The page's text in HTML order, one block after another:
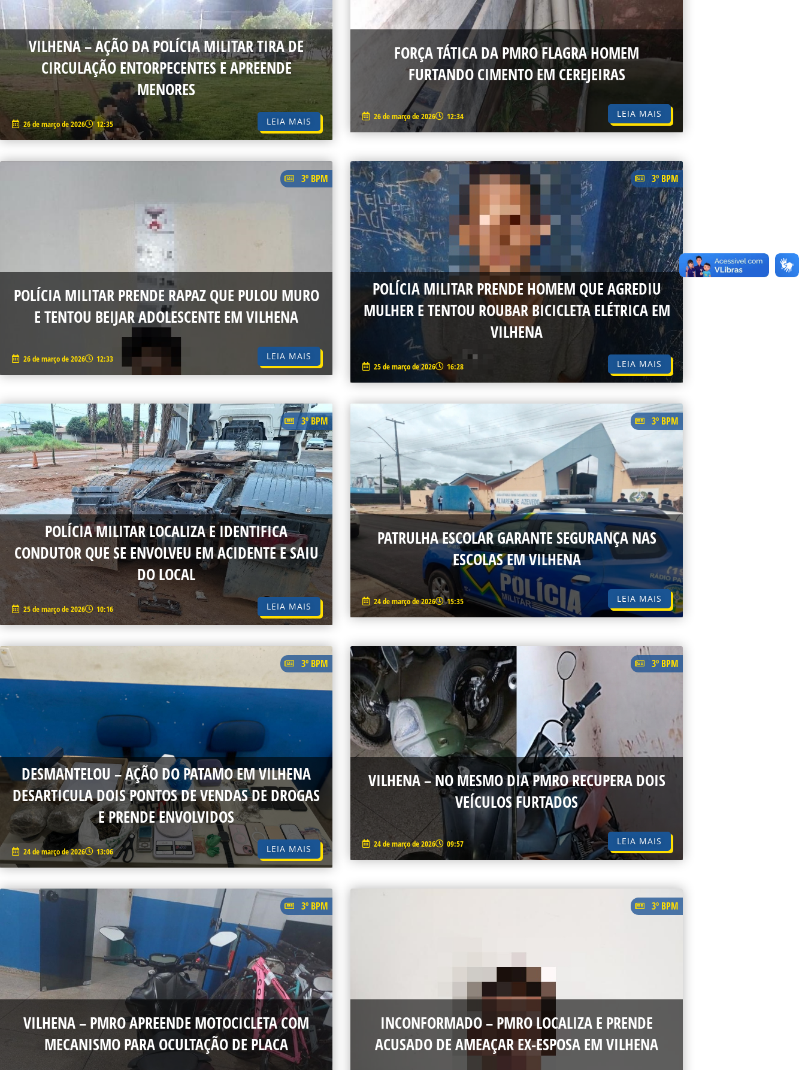
VILHENA – AÇÃO DA POLÍCIA MILITAR TIRA DE
CIRCULAÇÃO ENTORPECENTES E APREENDE
MENORES
26 de março de 2026 12:35 LEIA MAIS
FORÇA TÁTICA DA PMRO FLAGRA HOMEM
FURTANDO CIMENTO EM CEREJEIRAS
26 de março de 2026 12:34 LEIA MAIS
3º BPM
POLÍCIA MILITAR PRENDE RAPAZ QUE PULOU MURO
E TENTOU BEIJAR ADOLESCENTE EM VILHENA
26 de março de 2026 12:33 LEIA MAIS
3º BPM
POLÍCIA MILITAR PRENDE HOMEM QUE AGREDIU
MULHER E TENTOU ROUBAR BICICLETA ELÉTRICA EM
VILHENA
25 de março de 2026 16:28 LEIA MAIS
3º BPM
POLÍCIA MILITAR LOCALIZA E IDENTIFICA
CONDUTOR QUE SE ENVOLVEU EM ACIDENTE E SAIU
DO LOCAL
25 de março de 2026 10:16 LEIA MAIS
3º BPM
PATRULHA ESCOLAR GARANTE SEGURANÇA NAS
ESCOLAS EM VILHENA
24 de março de 2026 15:35 LEIA MAIS
3º BPM
DESMANTELOU – AÇÃO DO PATAMO EM VILHENA
DESARTICULA DOIS PONTOS DE VENDAS DE DROGAS
E PRENDE ENVOLVIDOS
24 de março de 2026 13:06 LEIA MAIS
3º BPM
VILHENA – NO MESMO DIA PMRO RECUPERA DOIS
VEÍCULOS FURTADOS
24 de março de 2026 09:57 LEIA MAIS
3º BPM
VILHENA – PMRO APREENDE MOTOCICLETA COM
MECANISMO PARA OCULTAÇÃO DE PLACA
3º BPM
INCONFORMADO – PMRO LOCALIZA E PRENDE
ACUSADO DE AMEAÇAR EX-ESPOSA EM VILHENA